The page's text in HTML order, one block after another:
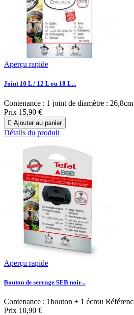
Aperçu rapide
Joint 10 L / 12 L ou 18 L...
Contenance : 1 joint de diamètre :
Prix 15,90 €
 Ajouter au panier
Détails du produit
Aperçu rapide
Bouton de serrage SEB noir...
Contenance : 1bouton + 1 écrou
Prix 10,90 €